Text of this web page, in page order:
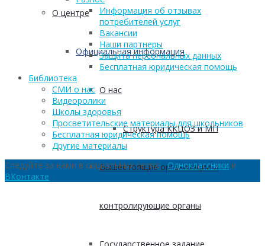
О центре
Официальная информация
О нас
Структура ККЦОЗ и МП
Вышестоящие организации и
контролирующие органы
Информация об отзывах
потребителей услуг
Вакансии
Наши партнеры
Защита персональных данных
Бесплатная юридическая помощь
Библиотека
СМИ о нас
Видеоролики
Школы здоровья
Просветительские материалы для школьников
Бесплатная юридическая помощь
Другие материалы
Следуйте за нами в социальных сетях:Одноклассники и
ВКонтакте